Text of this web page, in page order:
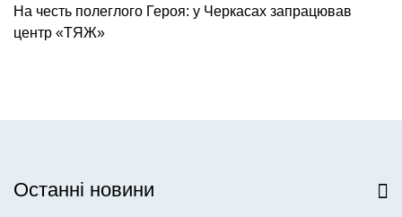
На честь полеглого Героя: у Черкасах запрацював
центр «ТЯЖ»
Останні новини